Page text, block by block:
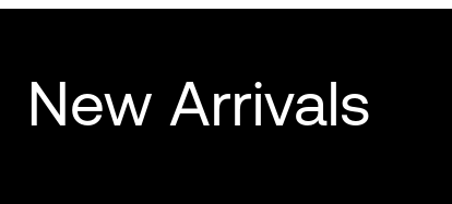
New Arrivals